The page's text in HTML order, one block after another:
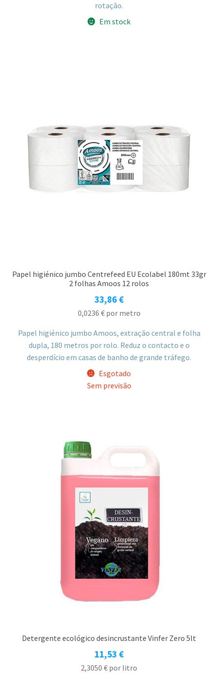
rotação.
Em stock
Papel higiénico jumbo Centrefeed EU Ecolabel 180mt 33gr
2 folhas Amoos 12 rolos
33,86 €
0,0236 €por metro
Papel higiénico jumbo Amoos, extração central e folha
dupla, 180 metros por rolo. Reduz o contacto e o
desperdício em casas de banho de grande tráfego.
Esgotado
Sem previsão
Detergente ecológico desincrustante Vinfer Zero 5lt
11,53 €
2,3050 € por litro